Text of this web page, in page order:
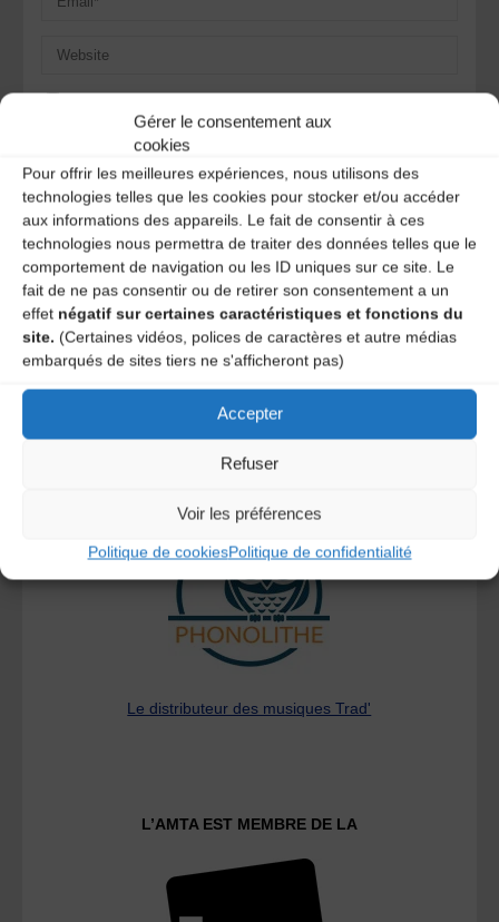
Gérer le consentement aux
cookies
Pour offrir les meilleures expériences, nous utilisons des
technologies telles que les cookies pour stocker et/ou accéder
aux informations des appareils. Le fait de consentir à ces
technologies nous permettra de traiter des données telles que le
comportement de navigation ou les ID uniques sur ce site. Le
fait de ne pas consentir ou de retirer son consentement a un
effet négatif sur certaines caractéristiques et fonctions du
site. (Certaines vidéos, polices de caractères et autre médias
embarqués de sites tiers ne s'afficheront pas)
Accepter
Refuser
Voir les préférences
Politique de cookiesPolitique de confidentialité
time I post a comment.
Ce site utilise Akismet pour réduire les indésirables.En
savoir plus sur la façon dont les données de vos
commentaires sont traitées.
Le distributeur des musiques Trad'
L’AMTA EST MEMBRE DE LA